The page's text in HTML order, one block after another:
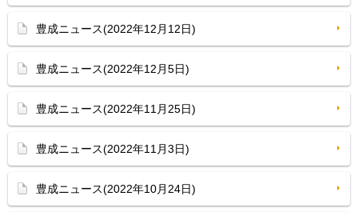
豊成ニュース(2022年12月12日)
豊成ニュース(2022年12月5日)
豊成ニュース(2022年11月25日)
豊成ニュース(2022年11月3日)
豊成ニュース(2022年10月24日)